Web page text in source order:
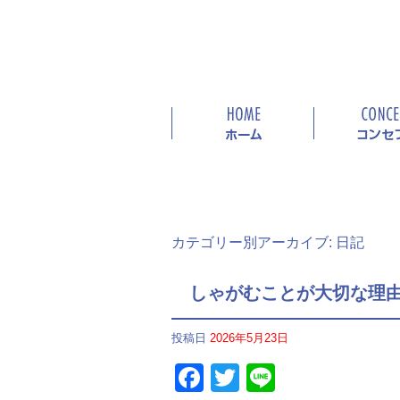
カテゴリー別アーカイブ: 日記
しゃがむことが大切な理
投稿日 2026年5月23日
Facebook
Twitter